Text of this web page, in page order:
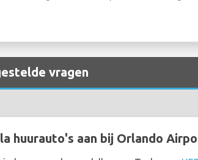
vragen
huurauto's aan bij Orlando